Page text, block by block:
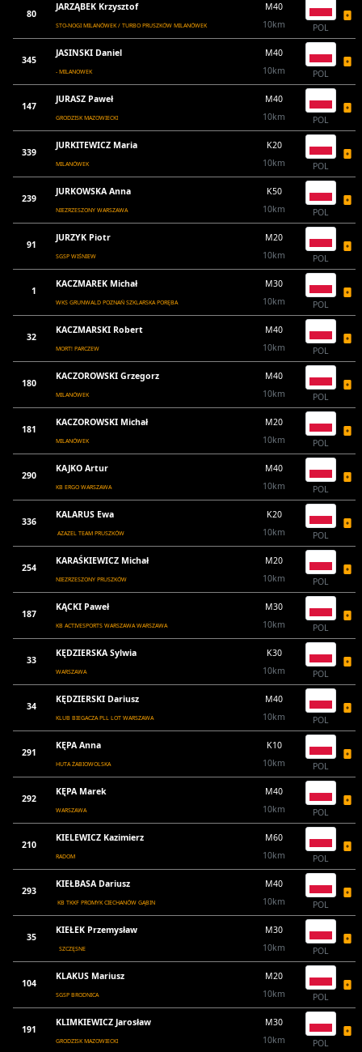
80
JARZĄBEK Krzysztof
STO-NOGI MILANÓWEK / TURBO PRUSZKÓW MILANÓWEK
M40
10km
POL
345
JASINSKI Daniel
- MILANOWEK
M40
10km
POL
147
JURASZ Paweł
GRODZISK MAZOWIECKI
M40
10km
POL
339
JURKITEWICZ Maria
MILANÓWEK
K20
10km
POL
239
JURKOWSKA Anna
NIEZRZESZONY WARSZAWA
K50
10km
POL
91
JURZYK Piotr
SGSP WIŚNIEW
M20
10km
POL
1
KACZMAREK Michał
WKS GRUNWALD POZNAŃ SZKLARSKA PORĘBA
M30
10km
POL
32
KACZMARSKI Robert
MORT! PARCZEW
M40
10km
POL
180
KACZOROWSKI Grzegorz
MILANÓWEK
M40
10km
POL
181
KACZOROWSKI Michał
MILANÓWEK
M20
10km
POL
290
KAJKO Artur
KB ERGO WARSZAWA
M40
10km
POL
336
KALARUS Ewa
AZAZEL TEAM PRUSZKÓW
K20
10km
POL
254
KARAŚKIEWICZ Michał
NIEZRZESZONY PRUSZKÓW
M20
10km
POL
187
KĄCKI Paweł
KB ACTIVESPORTS WARSZAWA WARSZAWA
M30
10km
POL
33
KĘDZIERSKA Sylwia
WARSZAWA
K30
10km
POL
34
KĘDZIERSKI Dariusz
KLUB BIEGACZA PLL LOT WARSZAWA
M40
10km
POL
291
KĘPA Anna
HUTA ŻABIOWOLSKA
K10
10km
POL
292
KĘPA Marek
WARSZAWA
M40
10km
POL
210
KIELEWICZ Kazimierz
RADOM
M60
10km
POL
293
KIEŁBASA Dariusz
KB TKKF PROMYK CIECHANÓW GĄBIN
M40
10km
POL
35
KIEŁEK Przemysław
SZCZĘSNE
M30
10km
POL
104
KLAKUS Mariusz
SGSP BRODNICA
M20
10km
POL
191
KLIMKIEWICZ Jarosław
GRODZISK MAZOWIECKI
M30
10km
POL